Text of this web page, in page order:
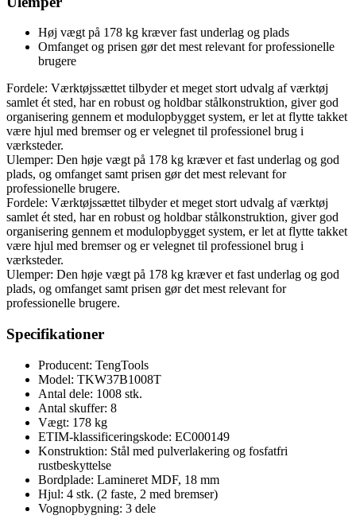
Høj vægt på 178 kg kræver fast underlag og plads
Omfanget og prisen gør det mest relevant for professionelle
brugere
Fordele: Værktøjssættet tilbyder et meget stort udvalg af værktøj
samlet ét sted, har en robust og holdbar stålkonstruktion, giver god
organisering gennem et modulopbygget system, er let at flytte takket
være hjul med bremser og er velegnet til professionel brug i
værksteder.
Ulemper: Den høje vægt på 178 kg kræver et fast underlag og god
plads, og omfanget samt prisen gør det mest relevant for
professionelle brugere.
Fordele: Værktøjssættet tilbyder et meget stort udvalg af værktøj
samlet ét sted, har en robust og holdbar stålkonstruktion, giver god
organisering gennem et modulopbygget system, er let at flytte takket
være hjul med bremser og er velegnet til professionel brug i
værksteder.
Ulemper: Den høje vægt på 178 kg kræver et fast underlag og god
plads, og omfanget samt prisen gør det mest relevant for
professionelle brugere.
Specifikationer
Producent: TengTools
Model: TKW37B1008T
Antal dele: 1008 stk.
Antal skuffer: 8
Vægt: 178 kg
ETIM-klassificeringskode: EC000149
Konstruktion: Stål med pulverlakering og fosfatfri
rustbeskyttelse
Bordplade: Lamineret MDF, 18 mm
Hjul: 4 stk. (2 faste, 2 med bremser)
Vognopbygning: 3 dele